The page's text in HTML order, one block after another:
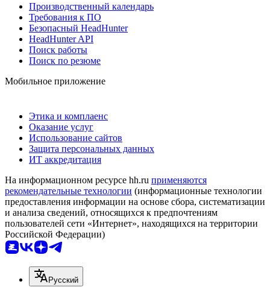
Производственный календарь
Требования к ПО
Безопасный HeadHunter
HeadHunter API
Поиск работы
Поиск по резюме
Мобильное приложение
Этика и комплаенс
Оказание услуг
Использование сайтов
Защита персональных данных
ИТ аккредитация
На информационном ресурсе hh.ru применяются
рекомендательные технологии (информационные технологии
предоставления информации на основе сбора, систематизации
и анализа сведений, относящихся к предпочтениям
пользователей сети «Интернет», находящихся на территории
Российской Федерации)
Русский